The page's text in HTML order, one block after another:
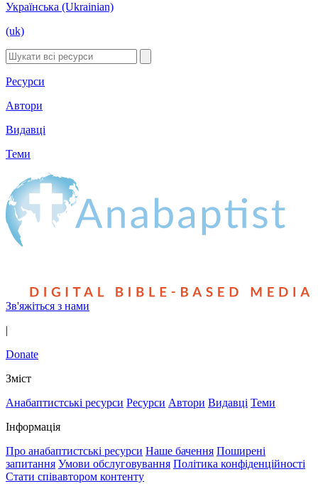
Українська (Ukrainian)
(uk)
Ресурси
Автори
Видавці
Теми
Зв'яжіться з нами
|
Donate
Зміст
Анабаптистські ресурси Ресурси Автори Видавці Теми
Інформація
Про анабаптистські ресурси Наше бачення Поширені
запитання Умови обслуговування Політика конфіденційності
Стати співавтором контенту